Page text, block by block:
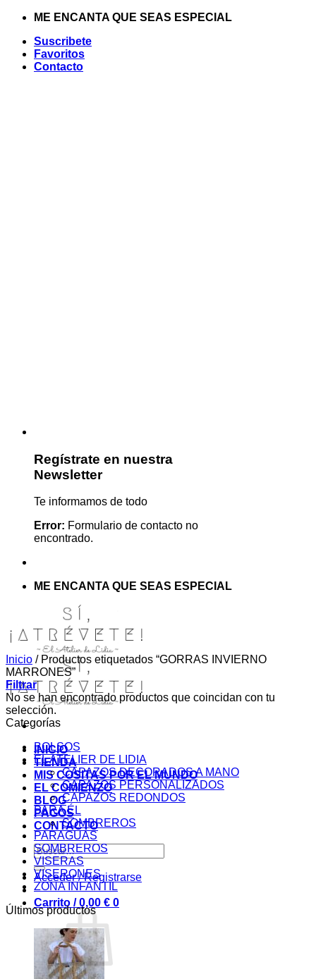
Saltar
contenido
ME ENCANTA QUE SEAS ESPECIAL
Suscribete
Favoritos
Contacto
Regístrate en nuestra
Newsletter
Te informamos de todo
Error: Formulario de contacto no
encontrado.
ME ENCANTA QUE SEAS ESPECIAL
INICIO
TIENDA
MIS COSITAS POR EL MUNDO
EL COMIENZO
BLOG
PAGOS
CONTACTO
Buscar
por:
Acceder / Registrarse
Carrito /0,00 € 0
Inicio /Productos etiquetados “GORRAS INVIERNO
MARRONES”
Filtrar
No se han encontrado productos que coincidan con tu
selección.
Categorías
BOLSOS
EL ATELIER DE LIDIA
CAPAZOS DECORADOS A MANO
CAPAZOS PERSONALIZADOS
CAPAZOS REDONDOS
PARA ÉL
SOMBREROS
PARAGUAS
SOMBREROS
VISERAS
VISERONES
ZONA INFANTIL
Últimos productos